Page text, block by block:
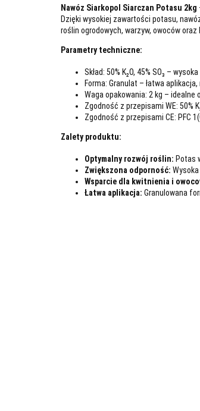
Nawóz Siarkopol Siarczan Potasu 2kg
Dzięki wysokiej zawartości potasu,
roślin ogrodowych, warzyw, owoców oraz
Parametry techniczne:
Skład: 50% K₂O, 45% SO₃ –
Forma: Granulat – łatwa
Waga opakowania: 2 kg – idealne
Zgodność z przepisami WE: 50%
Zgodność z przepisami CE: PFC
Zalety produktu:
Optymalny rozwój roślin: Potas
Zwiększona odporność:
Wsparcie dla kwitnienia i
Łatwa aplikacja: Granulowana